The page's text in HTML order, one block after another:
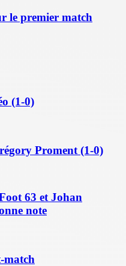
le premier match
(1-0)
Proment (1-0)
63 et Johan
note
match